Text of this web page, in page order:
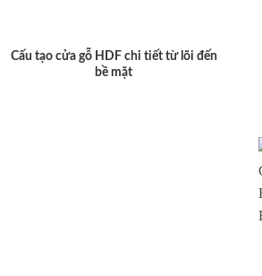
Cấu tạo cửa gỗ HDF chi tiết từ lõi đến
bề mặt